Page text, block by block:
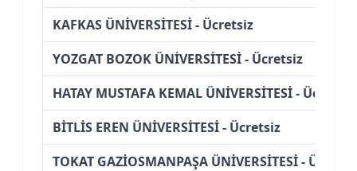
KAFKAS ÜNİVERSİTESİ - Ücretsiz
YOZGAT BOZOK ÜNİVERSİTESİ - Ücretsiz
HATAY MUSTAFA KEMAL ÜNİVERSİTESİ - Ücretsiz
BİTLİS EREN ÜNİVERSİTESİ - Ücretsiz
TOKAT GAZİOSMANPAŞA ÜNİVERSİTESİ -